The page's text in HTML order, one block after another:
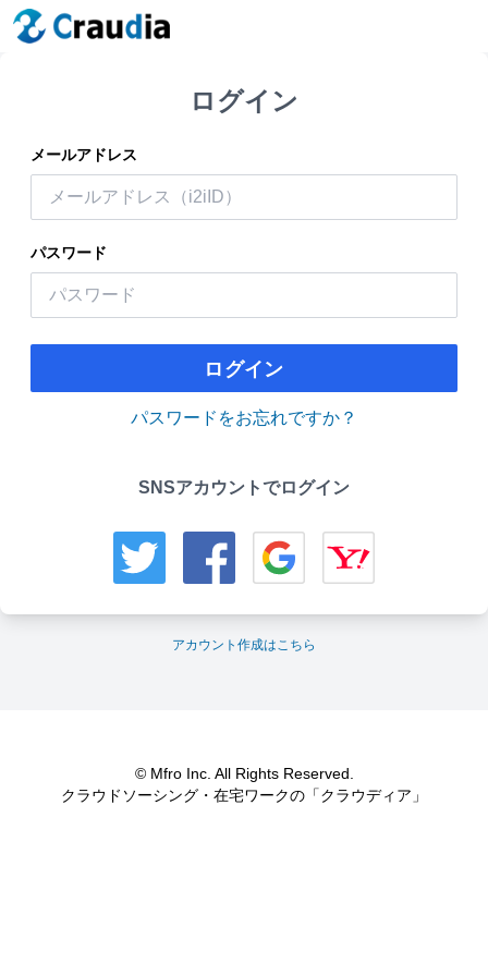
ログイン
メールアドレス
パスワード
ログイン
パスワードをお忘れですか？
SNSアカウントでログイン
アカウント作成はこちら
© Mfro Inc. All Rights Reserved.
クラウドソーシング・在宅ワークの「クラウディア」